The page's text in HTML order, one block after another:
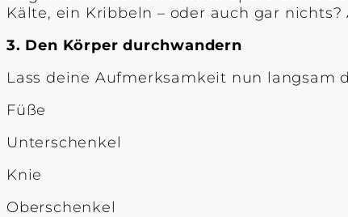
Kälte, ein Kribbeln – oder auch gar
3. Den Körper durchwandern
Lass deine Aufmerksamkeit nun langsam
Füße
Unterschenkel
Knie
Oberschenkel